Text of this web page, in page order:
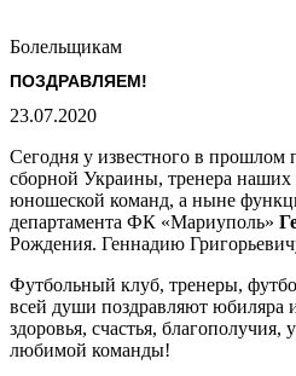
Болельщикам
ПОЗДРАВЛЯЕМ!
23.07.2020
Сегодня у известного в
сборной Украины, тренера
юношеской команд, а ныне
департамента ФК «Мариуполь»
Рождения. Геннадию
Футбольный клуб, тренеры,
всей души поздравляют юбиляра
здоровья, счастья, благополучия,
любимой команды!